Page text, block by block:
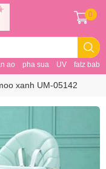
ao pha sua UV fatz baby
0
xanh UM-05142